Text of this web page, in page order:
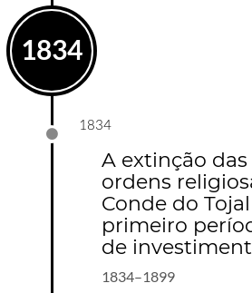
1834
1834
A extinção das
ordens
Conde do
primeiro
de
1834–1899